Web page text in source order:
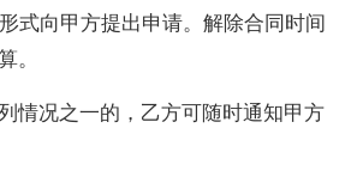
式向甲方提出申请。解除合同时间
。
情况之一的，乙方可随时通知甲方